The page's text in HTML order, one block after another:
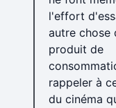
l'effort
autre chose
produit de
rappeler à
du cinéma